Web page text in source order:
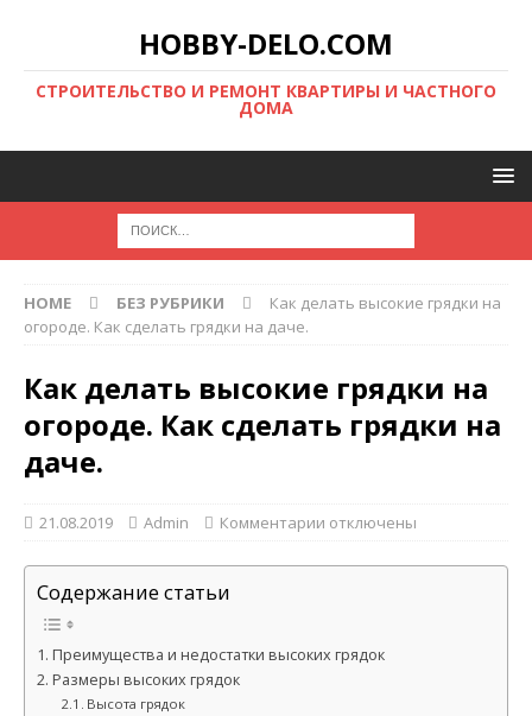
HOBBY-DELO.COM
CТРОИТЕЛЬСТВО И РЕМОНТ КВАРТИРЫ И ЧАСТНОГО
ДОМА
HOME БЕЗ РУБРИКИ
Как делать высокие грядки на
огороде. Как сделать грядки на даче.
Как делать высокие грядки на
огороде. Как сделать грядки на
даче.
21.08.2019 Admin Комментарии отключены
Содержание статьи
Преимущества и недостатки высоких грядок
Размеры высоких грядок
Высота грядок